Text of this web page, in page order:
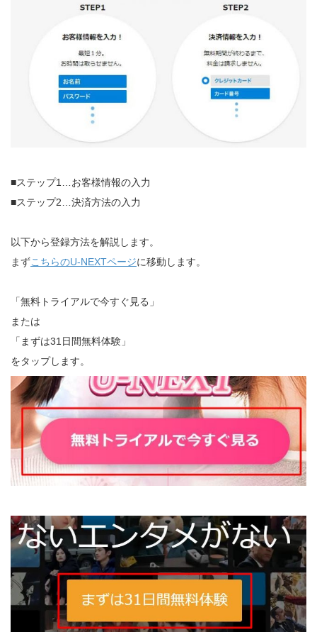
■ステップ1…お客様情報の入力
■ステップ2…決済方法の入力
以下から登録方法を解説します。
まずこちらのU-NEXTページに移動します。
「無料トライアルで今すぐ見る」
または
「まずは31日間無料体験」
をタップします。